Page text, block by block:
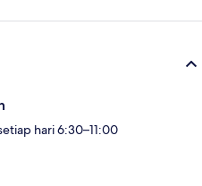
hari 6:30–11:00